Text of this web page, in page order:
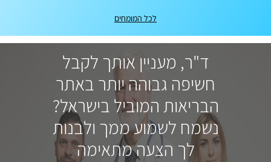
לכל המומחים
ד"ר, מעניין אותך לקבל
חשיפה גבוהה יותר באתר
הבריאות המוביל בישראל?
נשמח לשמוע ממך ולבנות
לך הצעה מתאימה